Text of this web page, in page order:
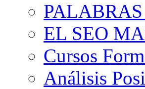
EL SEO
Cursos
Análisis